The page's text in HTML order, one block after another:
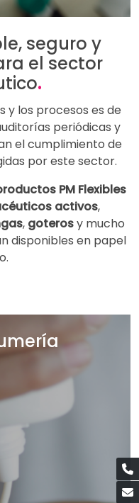
seguro y
el sector
.
y los procesos es de
periódicas y
el cumplimiento de
por este sector.
PM Flexibles
activos,
, goterosy mucho
disponibles en papel